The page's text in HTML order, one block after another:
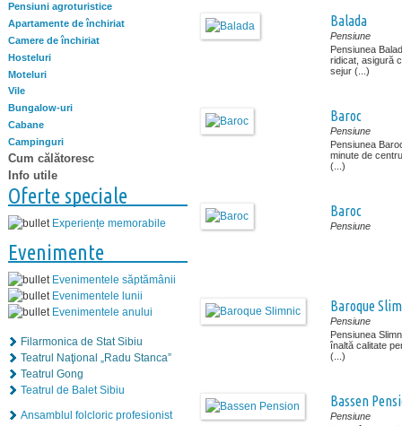
Pensiuni agroturistice
Apartamente de închiriat
Camere de închiriat
Hosteluri
Moteluri
Vile
Bungalow-uri
Cabane
Campinguri
Cum călătoresc
Info utile
Oferte speciale
Experiențe memorabile
Evenimente
Evenimentele săptămânii
Evenimentele lunii
Evenimentele anului
Filarmonica de Stat Sibiu
Teatrul Naţional „Radu Stanca”
Teatrul Gong
Teatrul de Balet Sibiu
Ansamblul folcloric profesionist
Balada
Pensiune
Pensiunea
ridicat, asigură
sejur (...)
Baroc
Pensiune
Pensiunea
minute de
(...)
Baroc
Pensiune
Baroque
Pensiune
Pensiunea
înaltă calitate
(...)
Bassen
Pensiune